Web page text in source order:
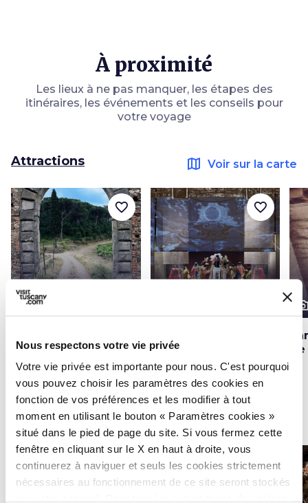
Nous respectons votre vie privée
Votre vie privée est importante pour nous. C'est pourquoi
vous pouvez choisir les paramètres des cookies en
fonction de vos préférences et les modifier à tout
moment en utilisant le bouton « Paramètres cookies »
situé dans le pied de page du site. Si vous fermez cette
fenêtre en cliquant sur le X en haut à droite, vous
continuerez à naviguer et seuls les cookies strictement
nécessaires au fonctionnement de ce site seront stockés
À proximité
Les lieux à ne pas manquer, les étapes des
itinéraires, les événements et les conseils pour
votre voyage
Attractions map Voir sur la carte
photo_camera Attractions
dans la zone du
Montalbano
favorite_border
Prato
favorite_border
Évènements map Voir sur la carte
favorite_border favorite_border